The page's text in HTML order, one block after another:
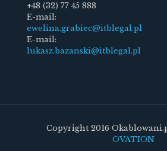
+48 (32) 77 45 888
E-mail:
ewelina.grabiec@itblegal.pl
E-mail:
lukasz.bazanski@itblegal.pl
Copyright 2016
OVATION